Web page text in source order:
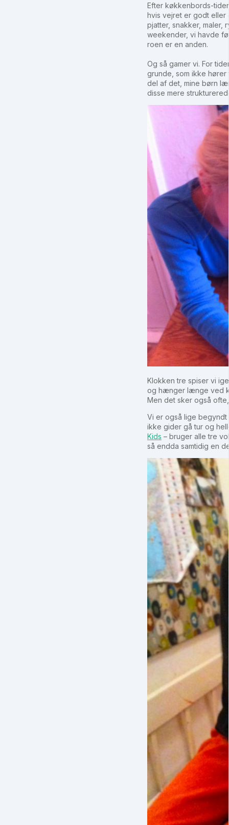
Efter køkkenbords-
hvis vejret er godt eller
pjatter, snakker,
weekender, vi havde
roen er en anden.
Og så gamer vi. For
grunde, som ikke hører
del af det, mine børn
disse mere
Klokken tre spiser vi
og hænger længe ved
Men det sker også
Vi er også lige
ikke gider gå tur og
Kids – bruger alle tre
så endda samtidig en